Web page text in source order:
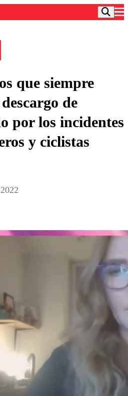
TV
que siempre
de
por los incidentes
y ciclistas